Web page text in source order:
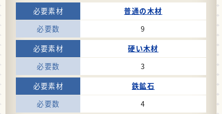
普通の木材
9
硬い木材
3
鉄鉱石
4